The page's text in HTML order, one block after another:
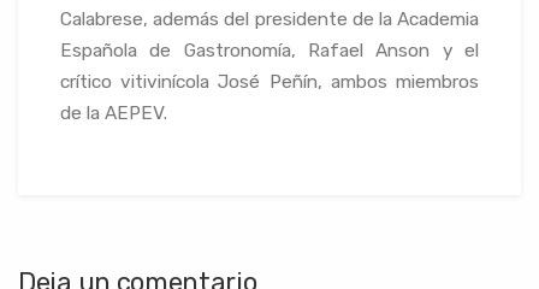
Calabrese, además del presidente de la Academia
Española de Gastronomía, Rafael Anson y el
crítico vitivinícola José Peñín, ambos miembros
de la AEPEV.
Deja un comentario